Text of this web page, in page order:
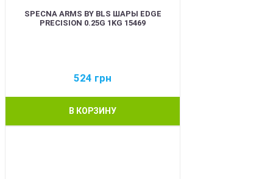
SPECNA ARMS BY BLS ШАРЫ EDGE
PRECISION 0.25G 1KG 15469
524 грн
В КОРЗИНУ